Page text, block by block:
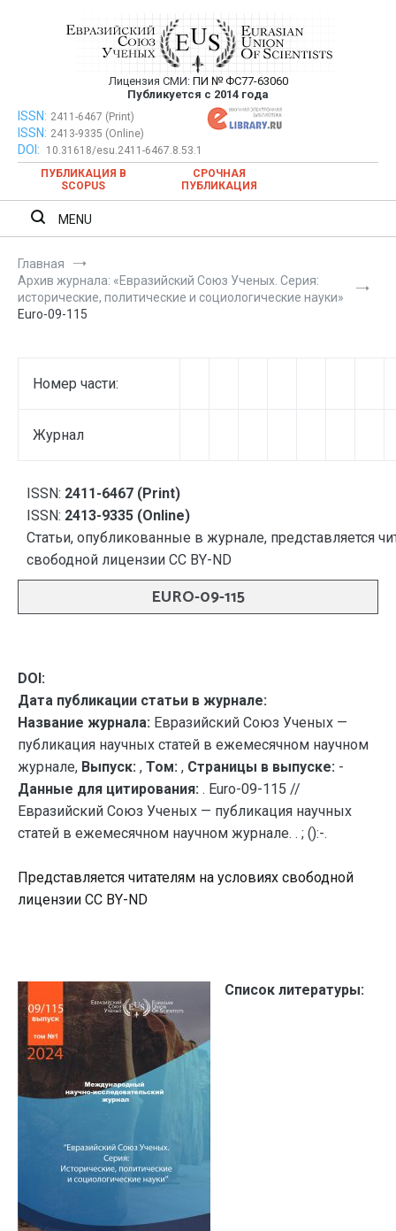
Евразийский Союз Ученых —
публикация научных статей в
ежемесячном научном журнале
Лицензия СМИ: ПИ № ФС77-63060
Публикуется с 2014 года
Евразийский Союз Ученых — публикация научных статей в
ежемесячном научном журнале
ISSN: 2411-6467 (Print)
ISSN: 2413-9335 (Online)
DOI:
10.31618/esu.2411-6467.8.53.1
ПУБЛИКАЦИЯ В
SCOPUS
СРОЧНАЯ
ПУБЛИКАЦИЯ
MENU
Главная
Архив журнала: «Евразийский Союз Ученых. Серия:
исторические, политические и социологические науки»
Euro-09-115
Номер части:
Журнал
ISSN: 2411-6467 (Print)
ISSN: 2413-9335 (Online)
Статьи, опубликованные в журнале, представляется
свободной лицензии CC BY-ND
EURO-09-115
DOI:
Дата публикации статьи в журнале:
Название журнала: Евразийский Союз Ученых —
публикация научных статей в ежемесячном научном
журнале, Выпуск: , Том: , Страницы в выпуске: -
Данные для цитирования: . Euro-09-115 //
Евразийский Союз Ученых — публикация научных
статей в ежемесячном научном журнале. . ; ():-.
Представляется читателям на условиях свободной
лицензии CC BY-ND
Список литературы: